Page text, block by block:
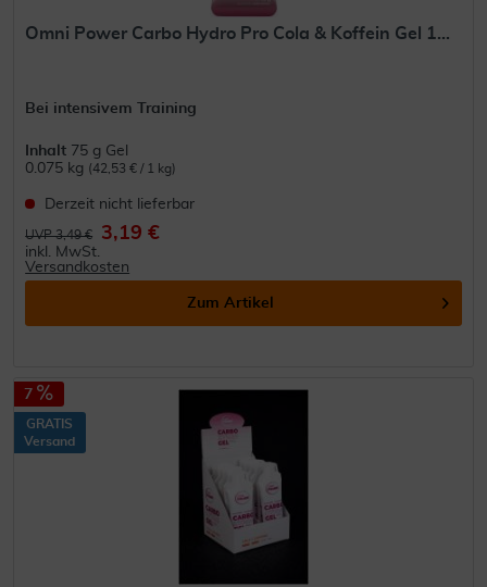
Omni Power Carbo Hydro Pro Cola & Koffein Gel 1...
Bei intensivem Training
Inhalt 75 g Gel
0.075 kg (42,53 € / 1 kg)
Derzeit nicht lieferbar
UVP 3,49 € 3,19 €
inkl. MwSt.
Versandkosten
Zum Artikel
7
GRATIS
Versand